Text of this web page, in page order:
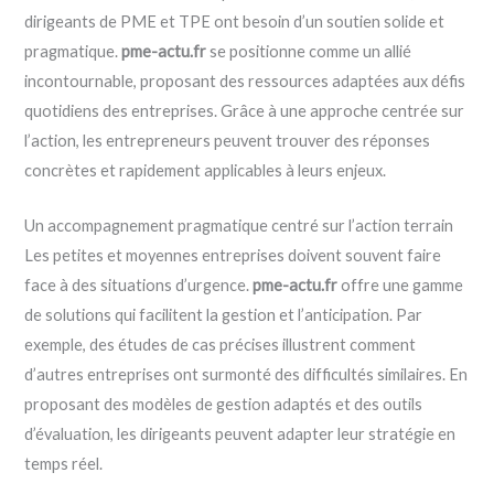
dirigeants de PME et TPE ont besoin d’un soutien solide et
pragmatique.pme-actu.frse positionne comme un allié
incontournable, proposant des ressources adaptées aux défis
quotidiens des entreprises. Grâce à une approche centrée sur
l’action, les entrepreneurs peuvent trouver des réponses
concrètes et rapidement applicables à leurs enjeux.
Un accompagnement pragmatique centré sur l’action terrain
Les petites et moyennes entreprises doivent souvent faire
face à des situations d’urgence.pme-actu.froffre une gamme
de solutions qui facilitent la gestion et l’anticipation. Par
exemple, des études de cas précises illustrent comment
d’autres entreprises ont surmonté des difficultés similaires. En
proposant des modèles de gestion adaptés et des outils
d’évaluation, les dirigeants peuvent adapter leur stratégie en
temps réel.